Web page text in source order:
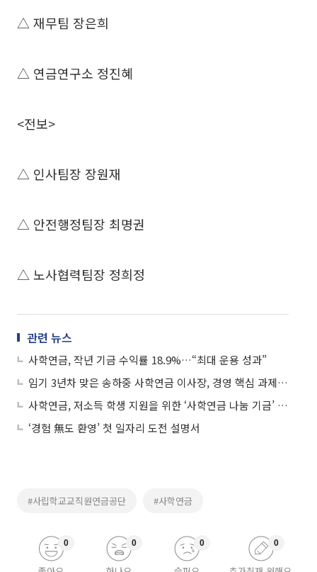
△ 재무팀 장은희
△ 연금연구소 정진혜
<전보>
△ 인사팀장 장원재
△ 안전행정팀장 최명권
△ 노사협력팀장 정희정
관련 뉴스
사학연금, 작년 기금 수익률 18.9%…“최대 운용 성과”
임기 3년차 맞은 송하중 사학연금 이사장, 경영 핵심 과제로 ‘재정 안정·고객 혁신’
사학연금, 저소득 학생 지원을 위한 ‘사학연금 나눔 기금’ 3000만원 전달
‘경험 無도 환영’ 첫 일자리 도전 설명서
#사립학교교직원연금공단 #사학연금
0 0 0 0